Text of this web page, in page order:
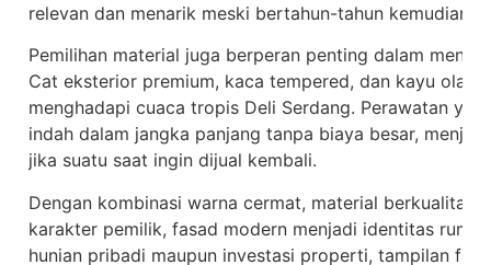
relevan dan menarik meski bertahun-tahun kemudian.
Pemilihan material juga berperan penting dalam
Cat eksterior premium, kaca tempered, dan kayu
menghadapi cuaca tropis Deli Serdang. Perawatan
indah dalam jangka panjang tanpa biaya besar,
jika suatu saat ingin dijual kembali.
Dengan kombinasi warna cermat, material berkualitas,
karakter pemilik, fasad modern menjadi identitas
hunian pribadi maupun investasi properti, tampilan